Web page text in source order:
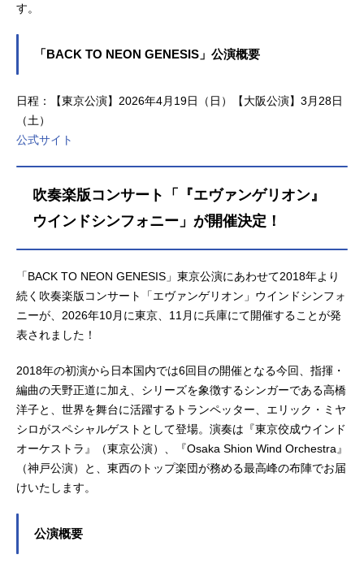
す。
「BACK TO NEON GENESIS」公演概要
日程：【東京公演】2026年4月19日（日）【大阪公演】3月28日
（土）
公式サイト
吹奏楽版コンサート「『エヴァンゲリオン』
ウインドシンフォニー」が開催決定！
「BACK TO NEON GENESIS」東京公演にあわせて2018年より
続く吹奏楽版コンサート「エヴァンゲリオン」ウインドシンフォ
ニーが、2026年10月に東京、11月に兵庫にて開催することが発
表されました！
2018年の初演から日本国内では6回目の開催となる今回、指揮・
編曲の天野正道に加え、シリーズを象徴するシンガーである高橋
洋子と、世界を舞台に活躍するトランペッター、エリック・ミヤ
シロがスペシャルゲストとして登場。演奏は『東京佼成ウインド
オーケストラ』（東京公演）、『Osaka Shion Wind Orchestra』
（神戸公演）と、東西のトップ楽団が務める最高峰の布陣でお届
けいたします。
公演概要